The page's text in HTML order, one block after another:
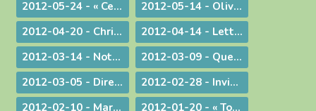
2012-05-24 - « Ce n'est pas le fait d'être évêque qui m'a rendu heureux, c'est le fait d'avoir donné ma vie »
2012-05-14 - Olivier de Coat, nouveau Directeur diocésain de l'Enseignement Catholique
2012-04-20 - Christ est ressuscité !
2012-04-14 - Lettre aux prêtres du diocèse
2012-03-14 - Note complémentaire à propos des élections
2012-03-09 - Quelle vision de l'homme ?
2012-03-05 - Directives diocésaines sur les intentions et offrandes de Messes
2012-02-28 - Invitation à la journée du sacerdoce et à la Messe Chrismale
2012-02-10 - Marcher pour la Vie
2012-01-20 - « Tous, nous serons transformés par la Victoire de notre Seigneur Jésus Christ. »